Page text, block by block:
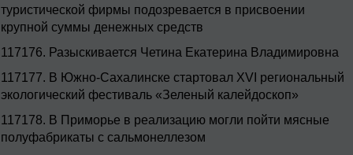
туристической фирмы подозревается в присвоении
крупной суммы денежных средств
117176. Разыскивается Четина Екатерина Владимировна
117177. В Южно-Сахалинске стартовал XVI региональный
экологический фестиваль «Зеленый калейдоскоп»
117178. В Приморье в реализацию могли пойти мясные
полуфабрикаты с сальмонеллезом